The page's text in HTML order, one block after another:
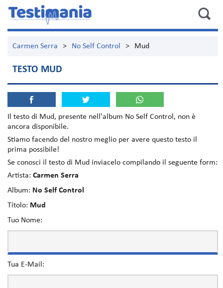
Carmen Serra > No Self Control > Mud
TESTO MUD
Il testo di Mud, presente nell'album No Self Control , non è
ancora disponibile.
Stiamo facendo del nostro meglio per avere questo testo il
prima possibile!
Se conosci il testo di Mud inviacelo compilando il seguente form:
Artista: Carmen Serra
Album: No Self Control
Titolo: Mud
Tuo Nome:
Tua E-Mail: